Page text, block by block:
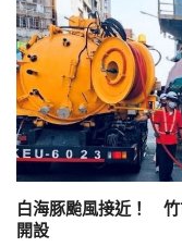
白海豚颱風接近！ 竹
開設